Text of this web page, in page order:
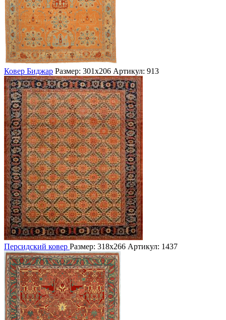
Ковер Биджар Размер: 301х206 Артикул: 913
Персидский ковер Размер: 318х266 Артикул: 1437